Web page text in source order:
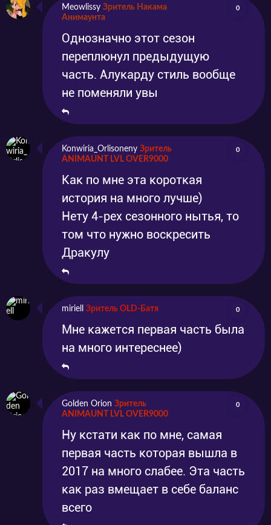
Meowlissy Зритель Накама
Анимаунта
0
Однозначно этот сезон
переплюнул предыдущую
часть. Алукарду стиль вообще
не поменяли увы
Konwiria_Orlisoneny Зритель
ANIMAUNT LVL OVER9000
0
Как по мне эта короткая
история на много лучше)
Нету 4-рех сезонного нытья, то
том что нужно воскресить
Дракулу
miriell Зритель OLD-Батя 0
Мне кажется первая часть была
на много интереснее)
Golden Orion Зритель
ANIMAUNT LVL OVER9000
0
Ну кстати как по мне, самая
первая часть которая вышла в
2017 на много слабее. Эта часть
как раз вмещает в себе баланс
всего